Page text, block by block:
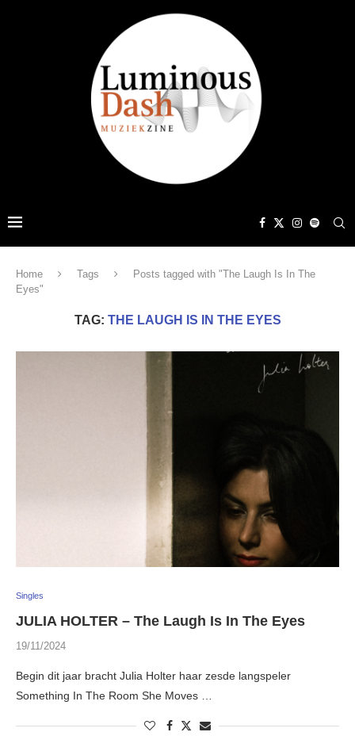
Home Tags
Posts tagged with "The Laugh Is In The
Eyes"
TAG: THE LAUGH IS IN THE EYES
Singles
JULIA HOLTER – The Laugh Is In The Eyes
19/11/2024
Begin dit jaar bracht Julia Holter haar zesde langspeler
Something In The Room She Moves …